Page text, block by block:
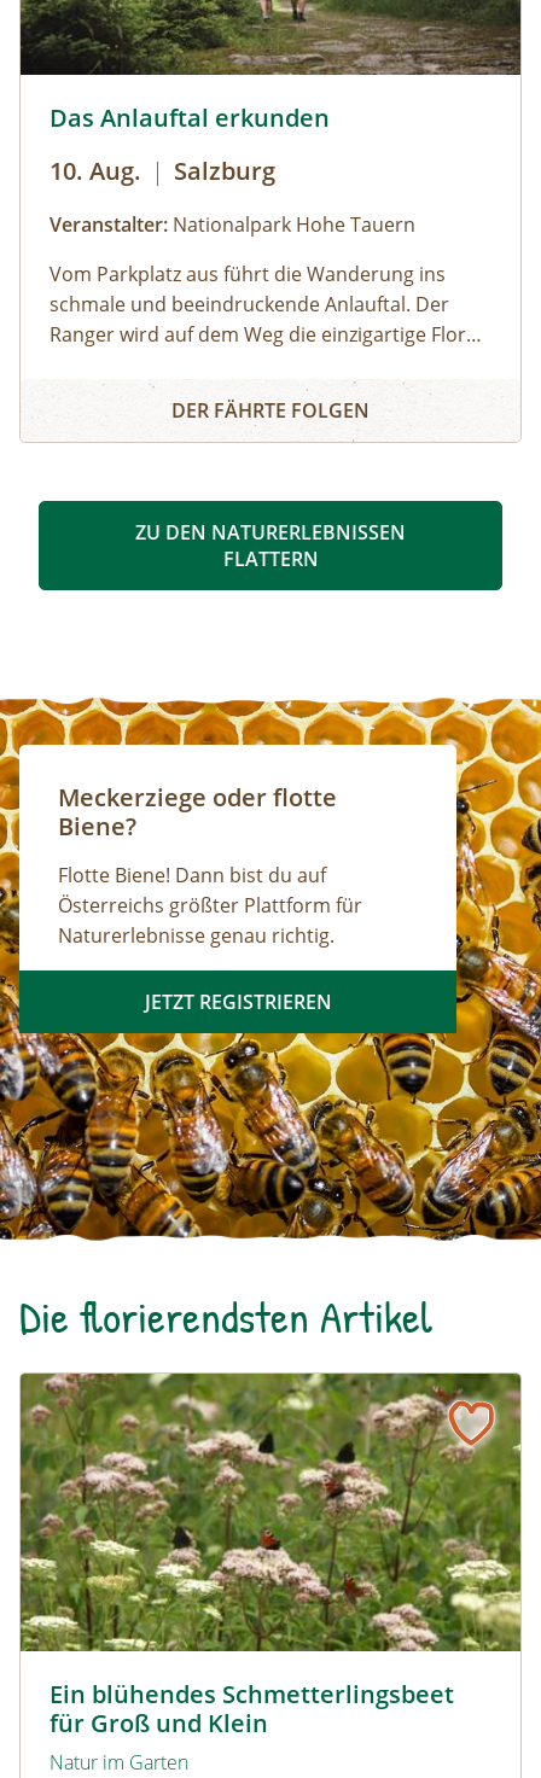
Rückweg erfolgt auf der selben Strecke. zur
Detailinformation
Das Anlauftal erkunden
10. Aug. | Salzburg
Veranstalter: Nationalpark Hohe Tauern
Vom Parkplatz aus führt die Wanderung ins
schmale und beeindruckende Anlauftal. Der
Ranger wird auf dem Weg die einzigartige Flora
erlebbar machen und interessante Geschichten
über die Region erzählen. Die Tour folgt dem
Radeckalm, wo eine kurze Rast einlegt wird und
Pause erfolgt der Rückweg. zur
Detailinformation
Das Anlauftal erkunden
DER FÄHRTE FOLGEN
ZU DEN NATURERLEBNISSEN
FLATTERN
Meckerziege oder flotte
Biene?
Flotte Biene! Dann bist du auf
Österreichs größter Plattform für
Naturerlebnisse genau richtig.
JETZT REGISTRIEREN
Die florierendsten Artikel
Ein blühendes Schmetterlingsbeet
für Groß und Klein
Natur im Garten
Ein blühendes Schmetterlingsbeet für Groß und Klein